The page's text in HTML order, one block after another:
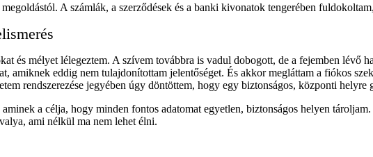
A számlák, a szerződések és a banki kivonatok tengerében
és mélyet lélegeztem. A szívem továbbra is vadul dobogott, de a fejemben lévő
amiknek eddig nem tulajdonítottam jelentőséget. És akkor megláttam a fiókos
rendszerezése jegyében úgy döntöttem, hogy egy biztonságos, központi helyre
a célja, hogy minden fontos adatomat egyetlen, biztonságos helyen
ami nélkül ma nem lehet élni.